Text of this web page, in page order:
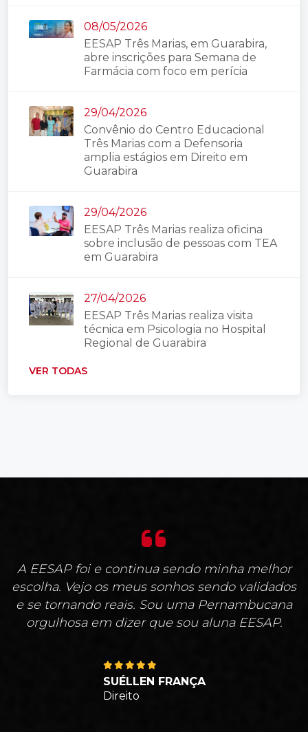
08/05/2026
EESAP Três Marias, em Guarabira,
abre inscrições para Semana de
Farmácia com foco em perícia
29/04/2026
Convênio do Centro Educacional
Três Marias com a Defensoria
amplia estágios em Direito em
Guarabira
29/04/2026
EESAP Três Marias realiza oficina
sobre inclusão de pessoas com TEA
em Guarabira
27/04/2026
EESAP Três Marias realiza visita
técnica em Psicologia no Hospital
Regional de Guarabira
VER TODAS
A EESAP foi e continua sendo minha melhor
escolha. Vejo os meus sonhos sendo validados
e se tornando reais. Sou uma Pernambucana
orgulhosa em dizer que sou aluna EESAP.
SUÉLLEN FRANÇA
Direito